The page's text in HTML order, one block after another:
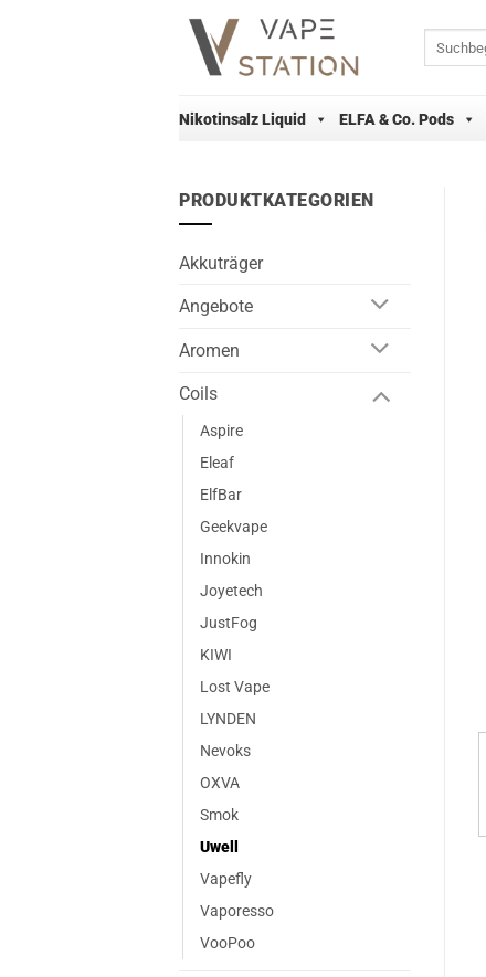
Nikotinsalz Liquid ELFA & Co. Pods
PRODUKTKATEGORIEN
Akkuträger
Angebote
Aromen
Coils
Aspire
Eleaf
ElfBar
Geekvape
Innokin
Joyetech
JustFog
KIWI
Lost Vape
LYNDEN
Nevoks
OXVA
Smok
Uwell
Vapefly
Vaporesso
VooPoo